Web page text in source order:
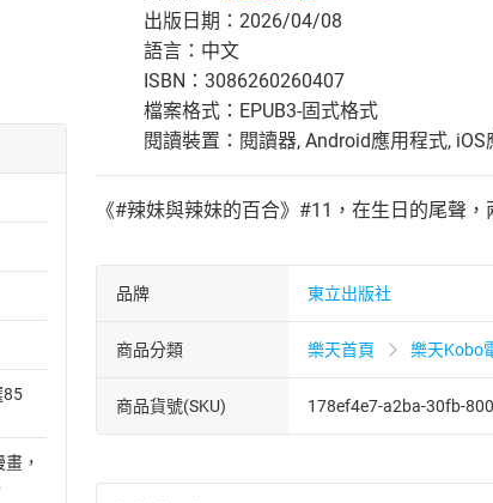
85
，
出版日期：2026/04/08
語言：中文
ISBN：3086260260407
檔案格式：EPUB3-固式格式
閱讀裝置：閱讀器, Android應用程式, iOS
《#辣妹與辣妹的百合》#11，在生日的尾聲
品牌 東立出版社
商品分類 樂天首頁 樂天Kobo
商品貨號(SKU) 178ef4e7-a2ba-30fb-